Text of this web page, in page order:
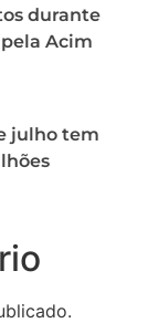
durante
Acim
julho tem